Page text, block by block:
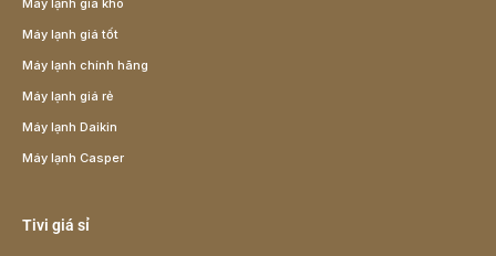
Máy lạnh giá kho
Máy lạnh giá tốt
Máy lạnh chính hãng
Máy lạnh giá rẻ
Máy lạnh Daikin
Máy lạnh Casper
Tivi giá sỉ